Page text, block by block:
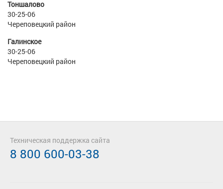
Тоншалово
30-25-06
Череповецкий район
Галинское
30-25-06
Череповецкий район
Техническая поддержка сайта
8 800 600-03-38